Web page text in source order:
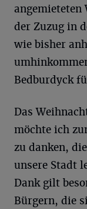
angemieteten
der Zuzug in
wie bisher
Bedburdyck
Das
möchte ich
zu danken,
unsere Stadt
Dank gilt
Bürgern, die